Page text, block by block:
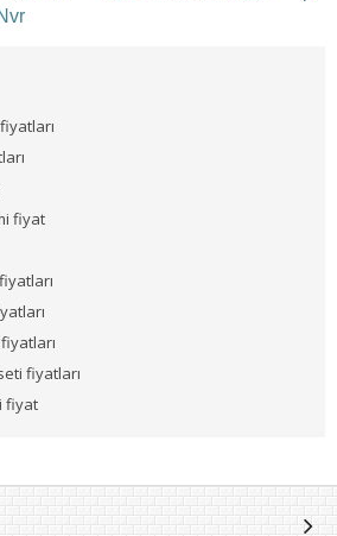
fiyat
fiyatları
fiyat